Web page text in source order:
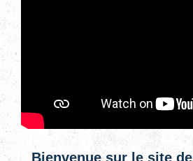
Bienvenue sur le site